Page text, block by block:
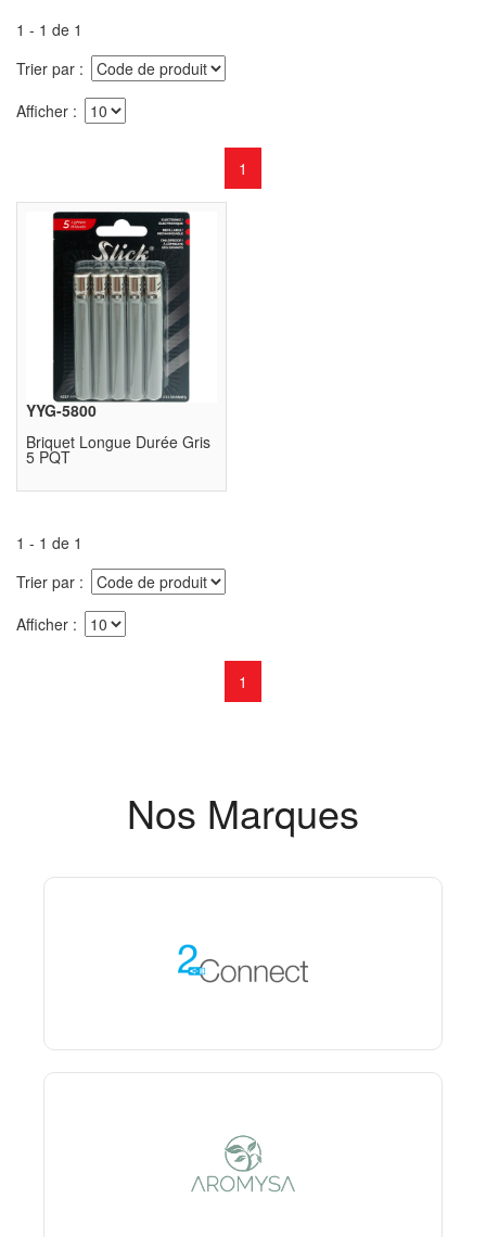
1 - 1 de 1
Trier par
Afficher
1
YYG-5800
Briquet Longue Durée Gris
5 PQT
1 - 1 de 1
Trier par
Afficher
1
Nos Marques